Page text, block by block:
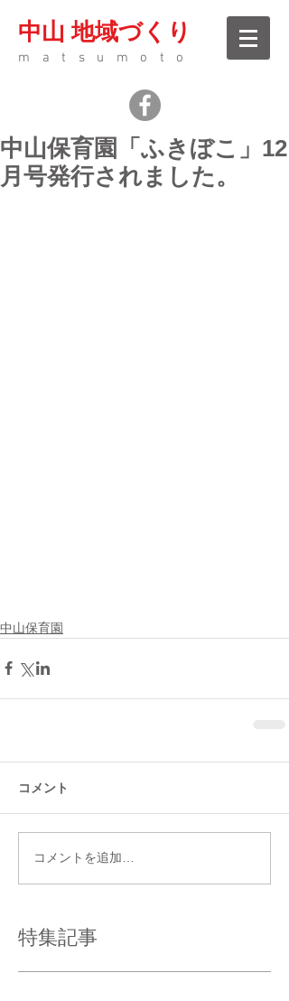
中山 地域づくり
matsumoto
中山保育園「ふきぼこ」12
月号発行されました。
中山保育園
コメント
コメントを追加…
特集記事